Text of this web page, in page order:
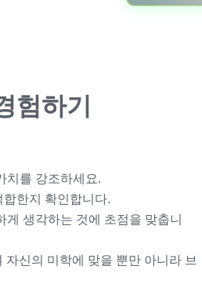
험하기
치를 강조하세요.
한지 확인합니다.
생각하는 것에 초점을 맞춥니
신의 미학에 맞을 뿐만 아니라 브